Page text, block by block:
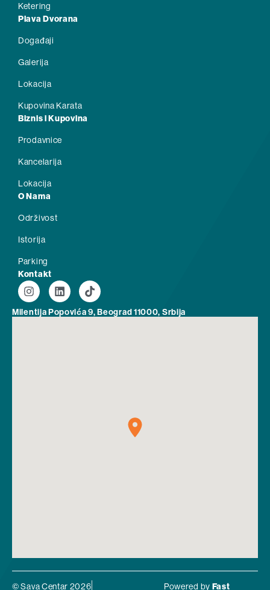
Ketering
Plava Dvorana
Događaji
Galerija
Lokacija
Kupovina Karata
Biznis i Kupovina
Prodavnice
Kancelarija
Lokacija
O Nama
Održivost
Istorija
Parking
Kontakt
Milentija Popovića 9, Beograd 11000, Srbija
© Sava Centar 2026 Powered by Fast